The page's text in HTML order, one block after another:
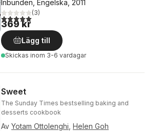
Inbunden, Engelska, 2011
5,0utav 5 stjärnor. Totalt antal röster:
(3)
369 kr
Lägg till
Skickas inom 3-6 vardagar
Sweet
The Sunday Times bestselling baking and
desserts cookbook
Av Yotam Ottolenghi Helen Goh